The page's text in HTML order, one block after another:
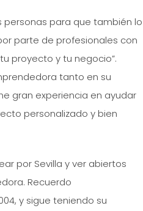
personas para que también lo
parte de profesionales con
proyecto y tu negocio”.
tanto en su
gran experiencia en ayudar
personalizado y bien
por Sevilla y ver abiertos
Recuerdo
y sigue teniendo su